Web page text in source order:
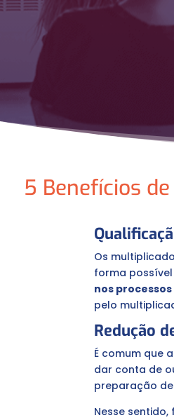
5 Benefícios
Os
forma
nos processos
pelo
Redução
É comum que
dar conta de
preparação
Nesse